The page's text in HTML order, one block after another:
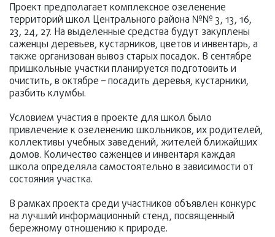
Проект предполагает комплексное озеленение
территорий школ Центрального района №№ 3, 13, 16,
23, 24, 27. На выделенные средства будут закуплены
саженцы деревьев, кустарников, цветов и инвентарь, а
также организован вывоз старых посадок. В сентябре
пришкольные участки планируется подготовить и
очистить, в октябре – посадить деревья, кустарники,
разбить клумбы.
Условием участия в проекте для школ было
привлечение к озеленению школьников, их родителей,
коллективы учебных заведений, жителей ближайших
домов. Количество саженцев и инвентаря каждая
школа определяла самостоятельно в зависимости от
состояния участка.
В рамках проекта среди участников объявлен конкурс
на лучший информационный стенд, посвященный
бережному отношению к природе.